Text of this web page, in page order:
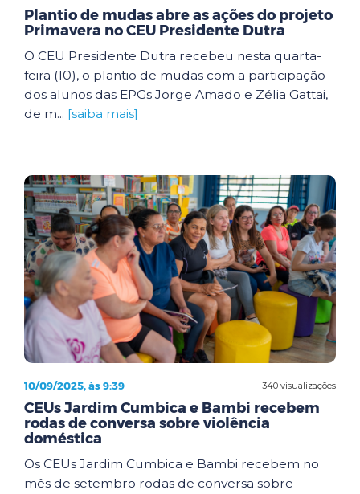
Plantio de mudas abre as ações do projeto
Primavera no CEU Presidente Dutra
O CEU Presidente Dutra recebeu nesta quarta-
feira (10), o plantio de mudas com a participação
dos alunos das EPGs Jorge Amado e Zélia Gattai,
de m... [saiba mais]
340 visualizações
10/09/2025, às 9:39
CEUs Jardim Cumbica e Bambi recebem
rodas de conversa sobre violência
doméstica
Os CEUs Jardim Cumbica e Bambi recebem no
mês de setembro rodas de conversa sobre